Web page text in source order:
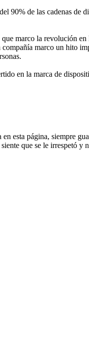
90% de las cadenas de
marco la revolución
marco un hito
en la marca de
esta página, siempre
que se le irrespetó